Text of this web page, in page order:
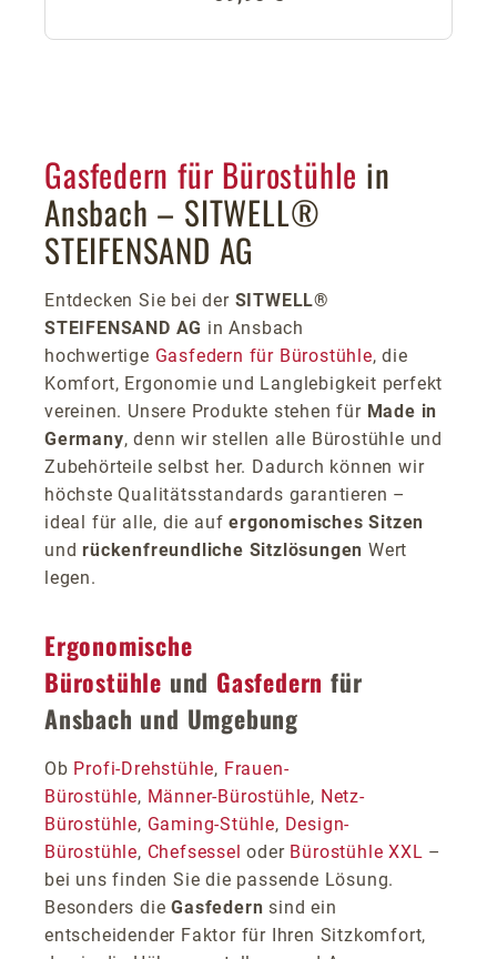
Gasfedern für Bürostühle in
Ansbach – SITWELL®
STEIFENSAND AG
Entdecken Sie bei der SITWELL®
STEIFENSAND AG in Ansbach
hochwertige Gasfedern für Bürostühle, die
Komfort, Ergonomie und Langlebigkeit perfekt
vereinen. Unsere Produkte stehen für Made in
Germany, denn wir stellen alle Bürostühle und
Zubehörteile selbst her. Dadurch können wir
höchste Qualitätsstandards garantieren –
ideal für alle, die aufergonomisches Sitzen
undrückenfreundliche Sitzlösungen Wert
legen.
Ergonomische
Bürostühle und Gasfedern für
Ansbach und Umgebung
Ob Profi-Drehstühle, Frauen-
Bürostühle, Männer-Bürostühle, Netz-
Bürostühle, Gaming-Stühle, Design-
Bürostühle, Chefsessel oder Bürostühle XXL –
bei uns finden Sie die passende Lösung.
Besonders dieGasfedern sind ein
entscheidender Faktor für Ihren Sitzkomfort,